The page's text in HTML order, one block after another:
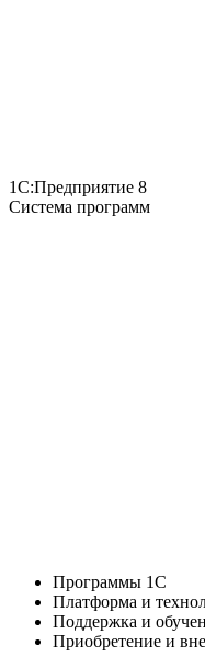
1С:Предприятие 8
Система программ
Программы 1С
Платформа и
Поддержка и
Приобретение и